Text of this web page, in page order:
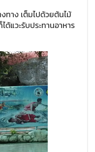
ทาง เต็มไปด้วยต้นไม้
แวะรับประทานอาหาร